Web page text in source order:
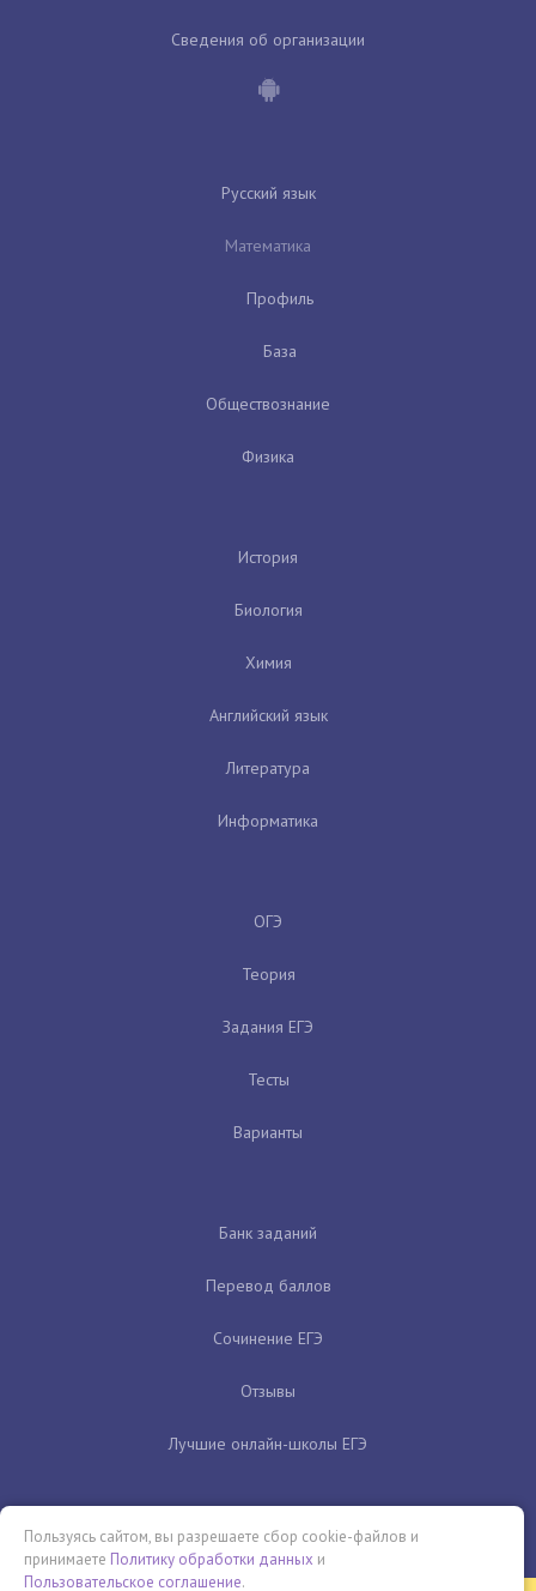
Сведения об организации
Русский язык
Математика
Профиль
База
Обществознание
Физика
История
Биология
Химия
Английский язык
Литература
Информатика
ОГЭ
Теория
Задания ЕГЭ
Тесты
Варианты
Банк заданий
Перевод баллов
Сочинение ЕГЭ
Отзывы
Лучшие онлайн-школы ЕГЭ
Пользуясь сайтом, вы разрешаете сбор cookie-файлов и
принимаете Политику обработки данных и
Пользовательское соглашение.